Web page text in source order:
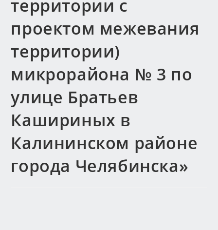
территории с
проектом межевания
территории)
микрорайона № 3 по
улице Братьев
Кашириных в
Калининском районе
города Челябинска»